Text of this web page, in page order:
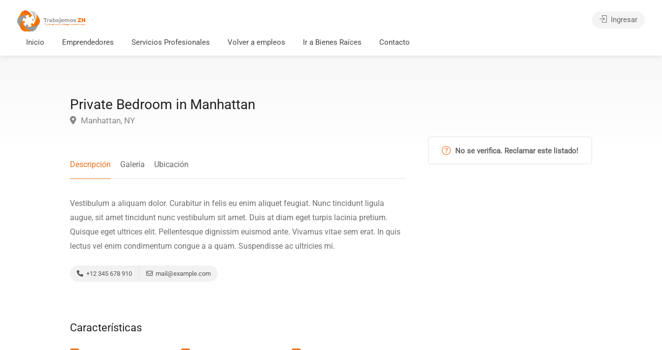
Inicio Emprendedores Servicios Profesionales Volver a empleos Ir a Bienes Raíces Contacto
Ingresar
Private Bedroom in Manhattan
Manhattan, NY
Descripción Galería Ubicación
Vestibulum a aliquam dolor. Curabitur in felis eu enim aliquet feugiat. Nunc tincidunt ligula
augue, sit amet tincidunt nunc vestibulum sit amet. Duis at diam eget turpis lacinia pretium.
Quisque eget ultrices elit. Pellentesque dignissim euismod ante. Vivamus vitae sem erat. In quis
lectus vel enim condimentum congue a a quam. Suspendisse ac ultricies mi.
+12 345 678 910 mail@example.com
Características
No se verifica. Reclamar este listado!